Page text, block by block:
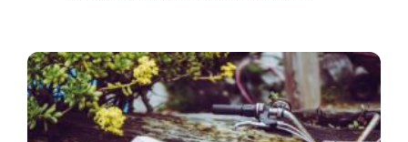
massa olika ...